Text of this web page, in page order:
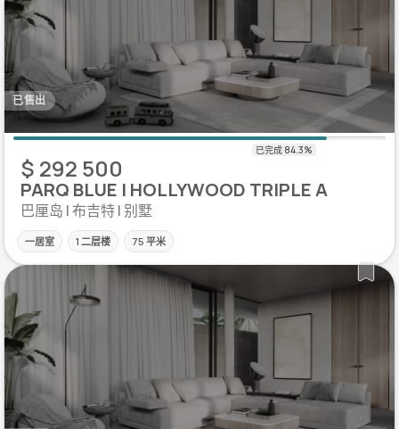
已售出
$ 292 500
PARQ BLUE | HOLLYWOOD TRIPLE A
巴厘岛 | 布吉特 | 别墅
一居室 1 二层楼 75 平米